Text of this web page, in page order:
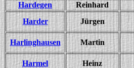
Hardegen
Reinhard
Harder
Jürgen
Harlinghausen Martin
Harmel Heinz